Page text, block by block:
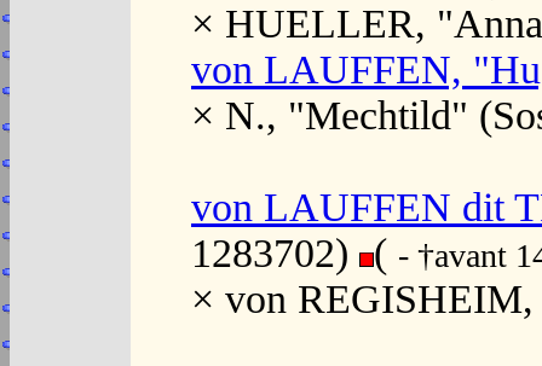
× HUELLER,
von LAUFFEN,
× N., "Mechtild"
von LAUFFEN dit
1283702)
( - †avant
× von